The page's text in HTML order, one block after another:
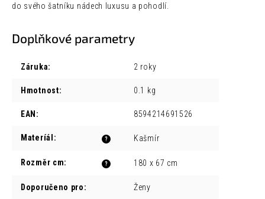
do svého šatníku nádech luxusu a pohodlí.
Doplňkové parametry
Záruka: 2 roky
Hmotnost: 0.1 kg
EAN : 8594214691526
?
Materíál : Kašmír
?
Rozměr cm: 180 x 67 cm
Doporučeno pro: Ženy